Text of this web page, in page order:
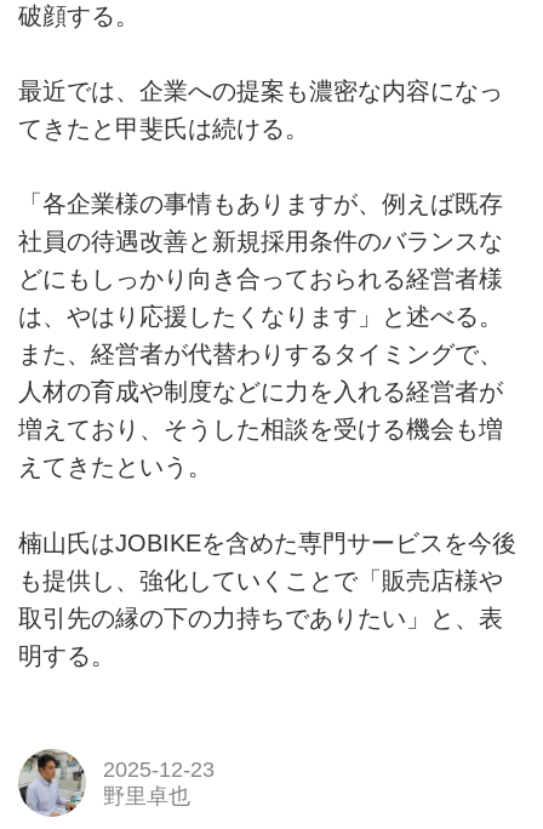
破顔する。
最近では、企業への提案も濃密な内容になっ
てきたと甲斐氏は続ける。
「各企業様の事情もありますが、例えば既存
社員の待遇改善と新規採用条件のバランスな
どにもしっかり向き合っておられる経営者様
は、やはり応援したくなります」と述べる。
また、経営者が代替わりするタイミングで、
人材の育成や制度などに力を入れる経営者が
増えており、そうした相談を受ける機会も増
えてきたという。
楠山氏はJOBIKEを含めた専門サービスを今後
も提供し、強化していくことで「販売店様や
取引先の縁の下の力持ちでありたい」と、表
明する。
2025-12-23
野里卓也